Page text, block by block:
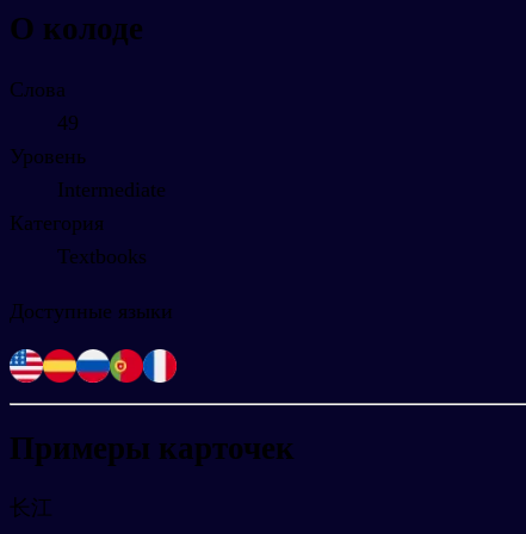
О колоде
Слова
49
Уровень
Intermediate
Категория
Textbooks
Доступные языки
Примеры карточек
长江